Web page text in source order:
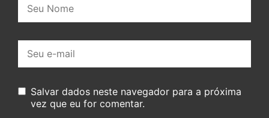
mail:
Salvar dados neste navegador para a próxima
vez que eu for comentar.